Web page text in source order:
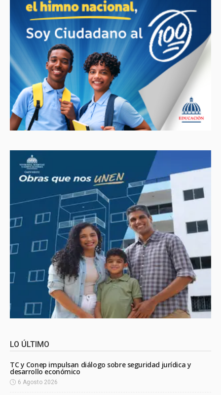
LO ÚLTIMO
TC y Conep impulsan diálogo sobre seguridad jurídica y
desarrollo económico
6 Agosto 2026